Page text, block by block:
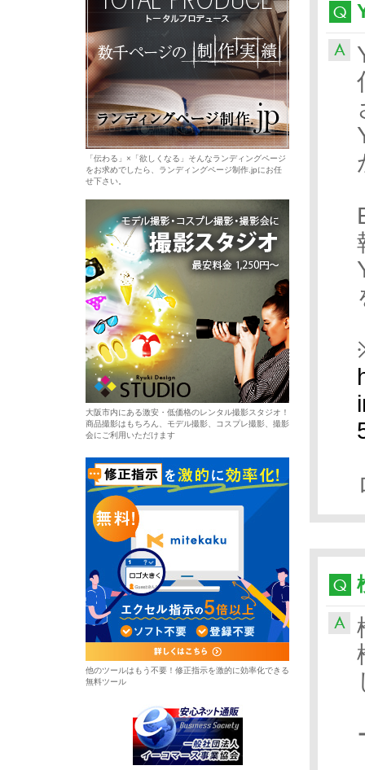
「伝わる」×「欲しくなる」そんなランディングページ
をお求めでしたら、ランディングページ制作.jpにお任
せ下さい。
大阪市内にある激安・低価格のレンタル撮影スタジオ！
商品撮影はもちろん、モデル撮影、コスプレ撮影、撮影
会にご利用いただけます
他のツールはもう不要！修正指示を激的に効率化できる
無料ツール